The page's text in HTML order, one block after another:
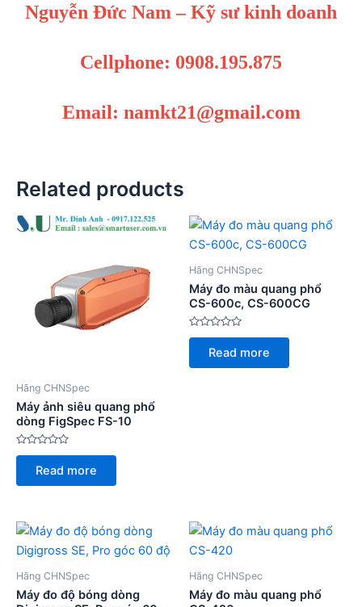
Nguyễn Đức Nam – Kỹ sư kinh doanh
Cellphone: 0908.195.875
Email: namkt21@gmail.com
Related products
Hãng CHNSpec
Máy ảnh siêu quang phổ
dòng FigSpec FS-10
Rated
of
Read more
Hãng CHNSpec
Máy đo màu quang phổ
CS-600c, CS-600CG
Rated
of
Read more
Hãng CHNSpec
Máy đo độ bóng dòng
Hãng CHNSpec
Máy đo màu quang phổ